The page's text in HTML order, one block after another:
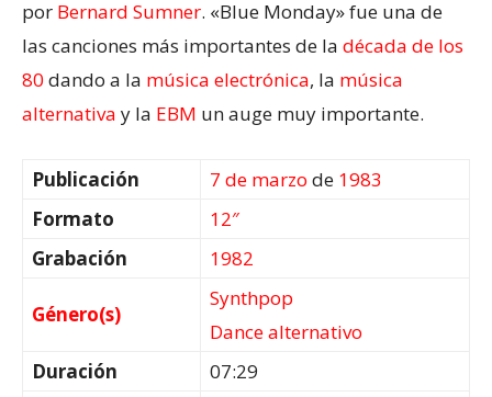
por Bernard Sumner. «Blue Monday» fue una de
las canciones más importantes de la década de los
80 dando a la música electrónica, la música
alternativa y la EBM un auge muy importante.
Publicación 7 de marzo de 1983
Formato
12″
Grabación
1982
Género(s)
Synthpop
Dance alternativo
Duración
07:29